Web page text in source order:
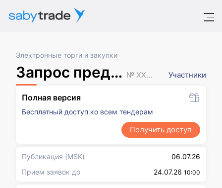
Электронные торги и закупки
Запрос предложений № XXXXXXX Участники
Полная версия
Бесплатный доступ ко всем тендерам
Получить доступ
Публикация (MSK)
06.07.26
Прием заявок до
24.07.26 10:00